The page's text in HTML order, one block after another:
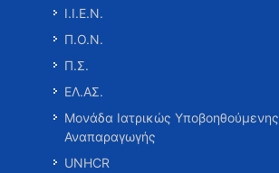
Ι.Ι.Ε.Ν.
Π.Ο.Ν.
Π.Σ.
ΕΛ.ΑΣ.
Μονάδα Ιατρικώς Υποβοηθούμενης
Αναπαραγωγής
UNHCR